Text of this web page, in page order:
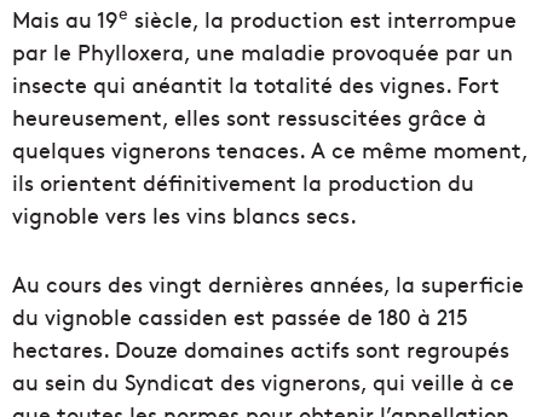
Mais au 19e siècle, la production est interrompue
par le Phylloxera, une maladie provoquée par un
insecte qui anéantit la totalité des vignes. Fort
heureusement, elles sont ressuscitées grâce à
quelques vignerons tenaces. A ce même moment,
ils orientent définitivement la production du
vignoble vers les vins blancs secs.
Au cours des vingt dernières années, la superficie
du vignoble cassiden est passée de 180 à 215
hectares. Douze domaines actifs sont regroupés
au sein du Syndicat des vignerons, qui veille à ce